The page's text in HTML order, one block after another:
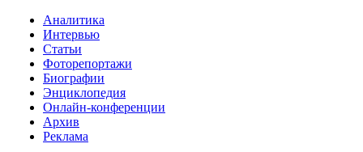
Аналитика
Интервью
Статьи
Фоторепортажи
Биографии
Энциклопедия
Онлайн-конференции
Архив
Реклама